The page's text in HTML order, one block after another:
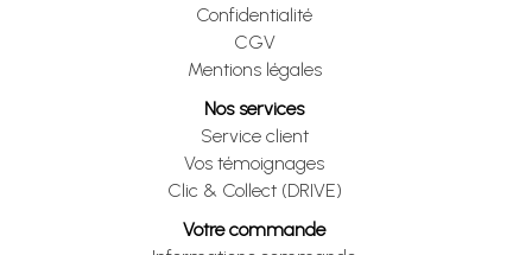
Confidentialité
CGV
Mentions légales
Nos services
Service client
Vos témoignages
Clic & Collect (DRIVE)
Votre commande